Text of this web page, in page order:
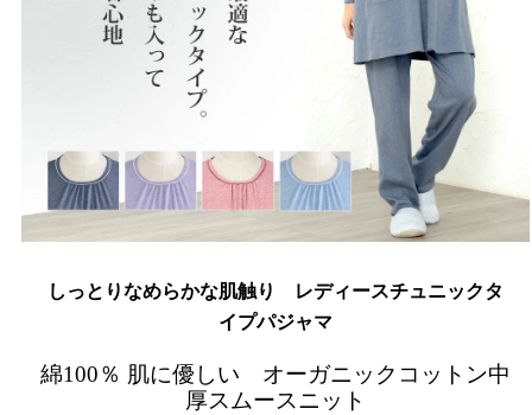
しっとりなめらかな肌触り レディースチュニックタ
イプパジャマ
綿100％ 肌に優しい オーガニックコットン中
厚スムースニット